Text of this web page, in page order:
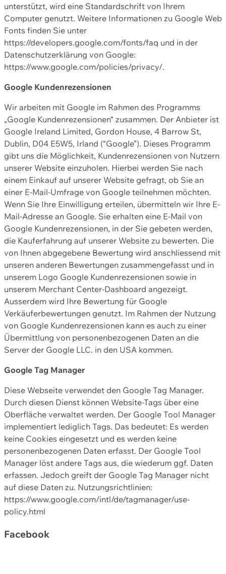
unterstützt, wird eine Standardschrift von Ihrem
Computer genutzt. Weitere Informationen zu Google Web
Fonts finden Sie unter
https://developers.google.com/fonts/faq und in der
Datenschutzerklärung von Google:
https://www.google.com/policies/privacy/.
Google Kundenrezensionen
Wir arbeiten mit Google im Rahmen des Programms
„Google Kundenrezensionen“ zusammen. Der Anbieter ist
Google Ireland Limited, Gordon House, 4 Barrow St,
Dublin, D04 E5W5, Irland (“Google”). Dieses Programm
gibt uns die Möglichkeit, Kundenrezensionen von Nutzern
unserer Website einzuholen. Hierbei werden Sie nach
einem Einkauf auf unserer Website gefragt, ob Sie an
einer E-Mail-Umfrage von Google teilnehmen möchten.
Wenn Sie Ihre Einwilligung erteilen, übermitteln wir Ihre E-
Mail-Adresse an Google. Sie erhalten eine E-Mail von
Google Kundenrezensionen, in der Sie gebeten werden,
die Kauferfahrung auf unserer Website zu bewerten. Die
von Ihnen abgegebene Bewertung wird anschliessend mit
unseren anderen Bewertungen zusammengefasst und in
unserem Logo Google Kundenrezensionen sowie in
unserem Merchant Center-Dashboard angezeigt.
Ausserdem wird Ihre Bewertung für Google
Verkäuferbewertungen genutzt. Im Rahmen der Nutzung
von Google Kundenrezensionen kann es auch zu einer
Übermittlung von personenbezogenen Daten an die
Server der Google LLC. in den USA kommen.
Google Tag Manager
Diese Webseite verwendet den Google Tag Manager.
Durch diesen Dienst können Website-Tags über eine
Oberfläche verwaltet werden. Der Google Tool Manager
implementiert lediglich Tags. Das bedeutet: Es werden
keine Cookies eingesetzt und es werden keine
personenbezogenen Daten erfasst. Der Google Tool
Manager löst andere Tags aus, die wiederum ggf. Daten
erfassen. Jedoch greift der Google Tag Manager nicht
auf diese Daten zu. Nutzungsrichtlinien:
https://www.google.com/intl/de/tagmanager/use-
policy.html
Facebook